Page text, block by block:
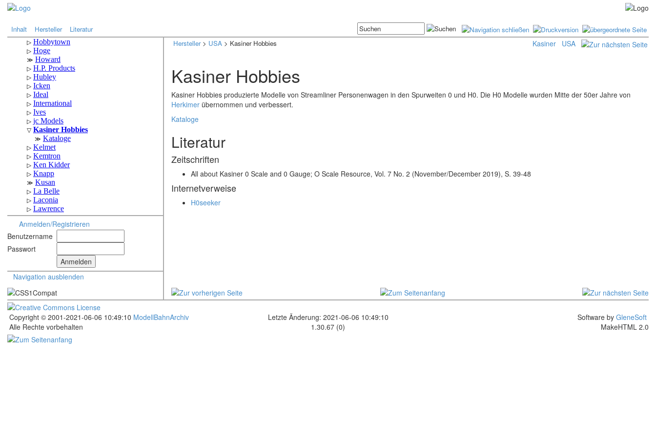
Inhalt Hersteller Literatur
Anmelden/Registrieren
Benutzername
Passwort
Navigation ausblenden
Hersteller> USA > Kasiner Hobbies Kasiner USA
Kasiner Hobbies
Kasiner Hobbies produzierte Modelle von Streamliner Personenwagen in den Spurweiten 0 und H0. Die H0 Modelle wurden Mitte der 50er Jahre von
Herkimer übernommen und verbessert.
Kataloge
Literatur
Zeitschriften
All about Kasiner 0 Scale and 0 Gauge; O Scale Resource, Vol. 7 No. 2 (November/December 2019), S. 39-48
Internetverweise
H0seeker
Copyright © 2001-2021-06-06 10:49:10 ModellBahnArchiv Letzte Änderung: 2021-06-06 10:49:10 Software by GleneSoft
Alle Rechte vorbehalten
1.30.67 (0) MakeHTML 2.0